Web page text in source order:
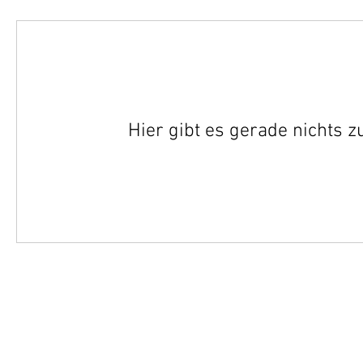
Hier gibt es gerade nichts